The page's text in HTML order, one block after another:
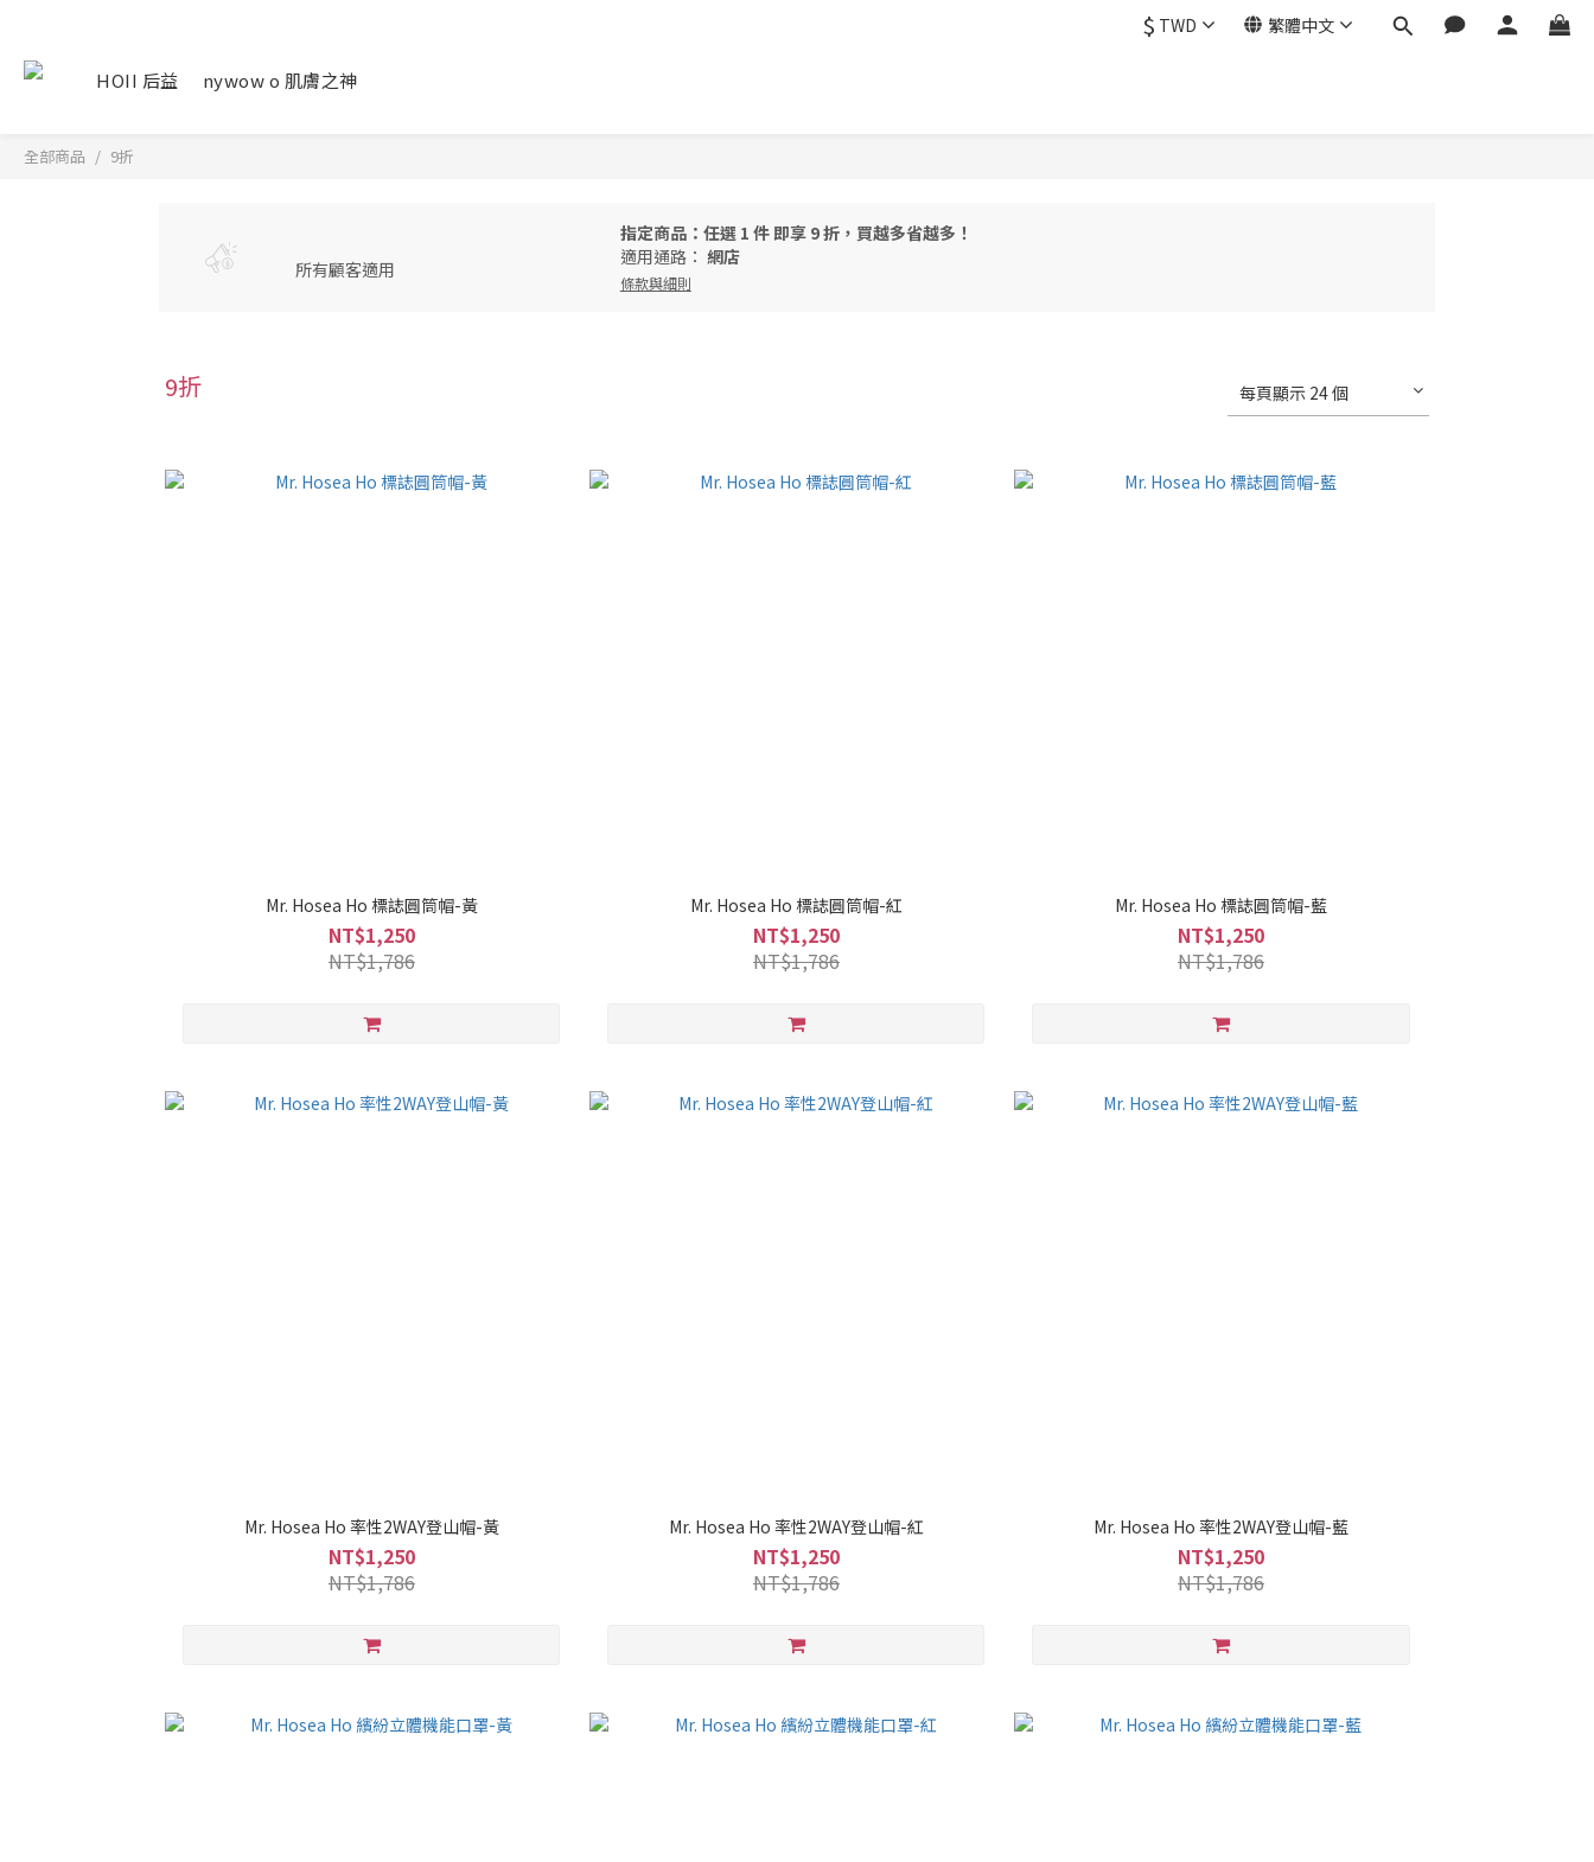
$ TWD 繁體中文
HOII 后益 nywow o 肌膚之神
全部商品 9折
所有顧客適用
指定商品：任選 1 件 即享 9 折，買越多省越多！
適用通路： 網店
條款與細則
9折 每頁顯示 24 個
Mr. Hosea Ho 標誌圓筒帽-黃
NT$1,250
NT$1,786
Mr. Hosea Ho 標誌圓筒帽-紅
NT$1,250
NT$1,786
Mr. Hosea Ho 標誌圓筒帽-藍
NT$1,250
NT$1,786
Mr. Hosea Ho 率性2WAY登山帽-黃
NT$1,250
NT$1,786
Mr. Hosea Ho 率性2WAY登山帽-紅
NT$1,250
NT$1,786
Mr. Hosea Ho 率性2WAY登山帽-藍
NT$1,250
NT$1,786